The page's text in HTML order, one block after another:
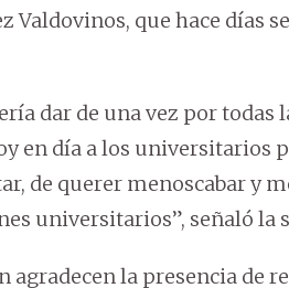
Valdovinos, que hace días
dar de una vez por todas
en día a los universitarios
de querer menoscabar y
universitarios”, señaló la
agradecen la presencia de